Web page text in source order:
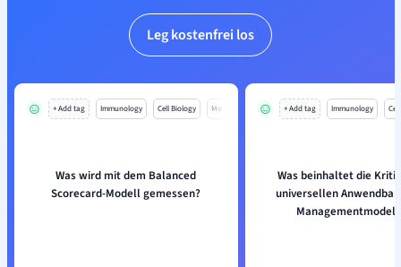
Leg kostenfrei los
+ Add tag Immunology Cell Biology Mo
Was wird mit dem Balanced
Scorecard-Modell gemessen?
+ Add tag Immunology
Was beinhaltet die
universellen